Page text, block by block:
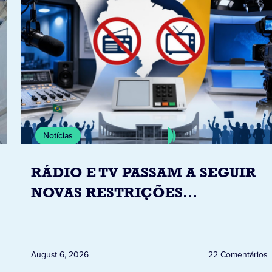
Notícias
RÁDIO E TV PASSAM A SEGUIR
NOVAS RESTRIÇÕES
August 6, 2026 22 Comentários